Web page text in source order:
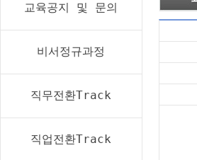
교육공지 및 문의
비서정규과정
직무전환Track
직업전환Track